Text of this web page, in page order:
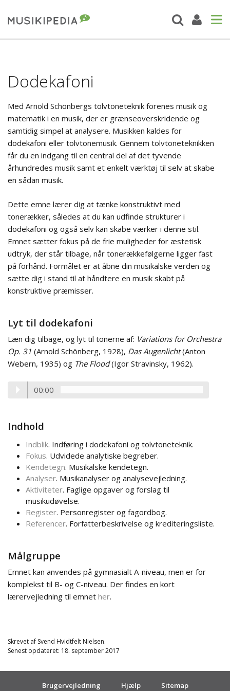
Dodekafoni
Med Arnold Schönbergs tolvtoneteknik forenes musik og
matematik i en musik, der er grænseoverskridende og
samtidig simpel at analysere. Musikken kaldes for
dodekafoni eller tolvtonemusik. Gennem tolvtoneteknikken
får du en indgang til en central del af det tyvende
århundredes musik samt et enkelt værktøj til selv at skabe
en sådan musik.
Dette emne lærer dig at tænke konstruktivt med
tonerækker, således at du kan udfinde strukturer i
dodekafoni og også selv kan skabe værker i denne stil.
Emnet sætter fokus på de frie muligheder for æstetisk
udtryk, der står tilbage, når tonerækkefølgerne ligger fast
på forhånd. Formålet er at åbne din musikalske verden og
sætte dig i stand til at håndtere en musik skabt på
konstruktive præmisser.
Lyt til dodekafoni
Læn dig tilbage, og lyt til tonerne af: Variations for Orchestra
Op. 31 (Arnold Schönberg, 1928), Das Augenlicht(Anton
Webern, 1935) og The Flood(Igor Stravinsky, 1962).
00:00
Indhold
Indblik. Indføring i dodekafoni og tolvtoneteknik.
Fokus. Udvidede analytiske begreber.
Kendetegn. Musikalske kendetegn.
Analyser. Musikanalyser og analysevejledning.
Aktiviteter. Faglige opgaver og forslag til
musikudøvelse.
Register. Personregister og fagordbog.
Referencer. Forfatterbeskrivelse og krediteringsliste.
Målgruppe
Emnet kan anvendes på gymnasialt A-niveau, men er for
komplekst til B- og C-niveau. Der findes en kort
lærervejledning til emnet her.
Skrevet af Svend Hvidtfelt Nielsen.
Senest opdateret: 18. september 2017
Brugervejledning Hjælp Sitemap